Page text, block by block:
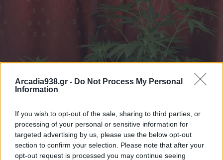
Arcadia938.gr - Do Not Process My Personal
Information
If you wish to opt-out of the sale, sharing to third parties, or
processing of your personal or sensitive information for
targeted advertising by us, please use the below opt-out
section to confirm your selection. Please note that after your
opt-out request is processed you may continue seeing